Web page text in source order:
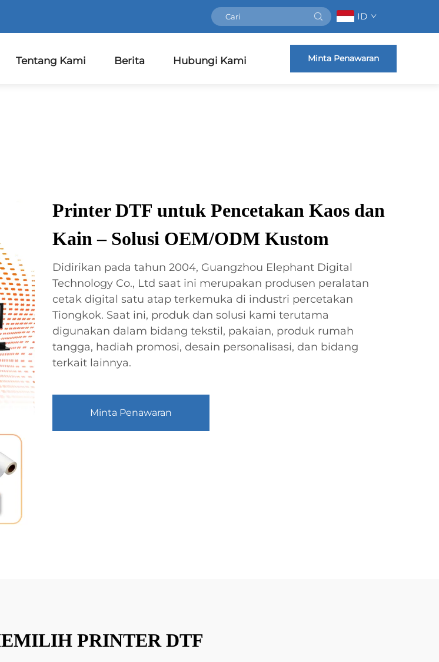
ID
Tentang Kami Berita Hubungi Kami Minta Penawaran
Printer DTF untuk Pencetakan Kaos dan
Kain – Solusi OEM/ODM Kustom
Didirikan pada tahun 2004, Guangzhou Elephant Digital
Technology Co., Ltd saat ini merupakan produsen peralatan
cetak digital satu atap terkemuka di industri percetakan
Tiongkok. Saat ini, produk dan solusi kami terutama
digunakan dalam bidang tekstil, pakaian, produk rumah
tangga, hadiah promosi, desain personalisasi, dan bidang
terkait lainnya.
Minta Penawaran
PRINTER DTF